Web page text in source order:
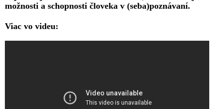
možnosti a schopnosti človeka v (seba)poznávaní.
Viac vo videu: